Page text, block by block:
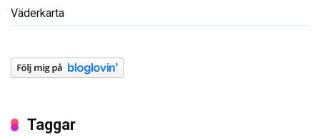
Väderkarta
Taggar